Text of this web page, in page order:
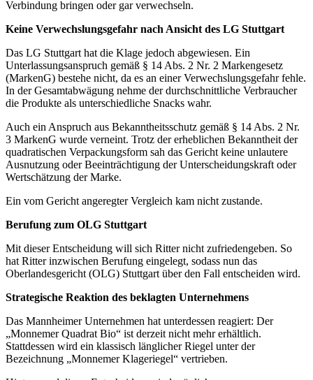
Verbindung bringen oder gar verwechseln.
Keine Verwechslungsgefahr nach Ansicht des LG Stuttgart
Das LG Stuttgart hat die Klage jedoch abgewiesen. Ein
Unterlassungsanspruch gemäß § 14 Abs. 2 Nr. 2 Markengesetz
(MarkenG) bestehe nicht, da es an einer Verwechslungsgefahr fehle.
In der Gesamtabwägung nehme der durchschnittliche Verbraucher
die Produkte als unterschiedliche Snacks wahr.
Auch ein Anspruch aus Bekanntheitsschutz gemäß § 14 Abs. 2 Nr.
3 MarkenG wurde verneint. Trotz der erheblichen Bekanntheit der
quadratischen Verpackungsform sah das Gericht keine unlautere
Ausnutzung oder Beeinträchtigung der Unterscheidungskraft oder
Wertschätzung der Marke.
Ein vom Gericht angeregter Vergleich kam nicht zustande.
Berufung zum OLG Stuttgart
Mit dieser Entscheidung will sich Ritter nicht zufriedengeben. So
hat Ritter inzwischen Berufung eingelegt, sodass nun das
Oberlandesgericht (OLG) Stuttgart über den Fall entscheiden wird.
Strategische Reaktion des beklagten Unternehmens
Das Mannheimer Unternehmen hat unterdessen reagiert: Der
„Monnemer Quadrat Bio“ ist derzeit nicht mehr erhältlich.
Stattdessen wird ein klassisch länglicher Riegel unter der
Bezeichnung „Monnemer Klageriegel“ vertrieben.